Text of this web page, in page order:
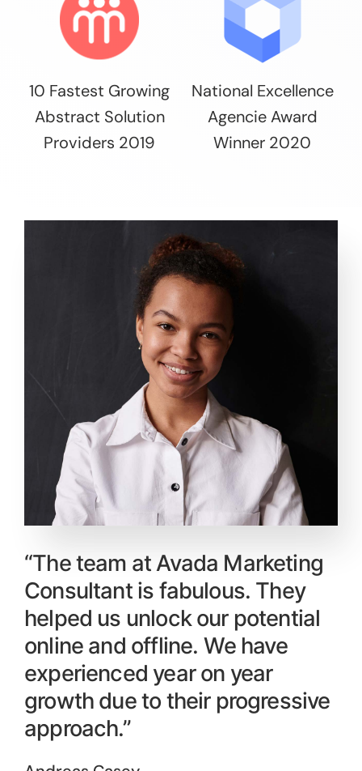
10 Fastest Growing
Abstract Solution
Providers 2019
National Excellence
Agencie Award
Winner 2020
“The team at Avada Marketing
Consultant is fabulous. They
helped us unlock our potential
online and offline. We have
experienced year on year
growth due to their progressive
approach.”